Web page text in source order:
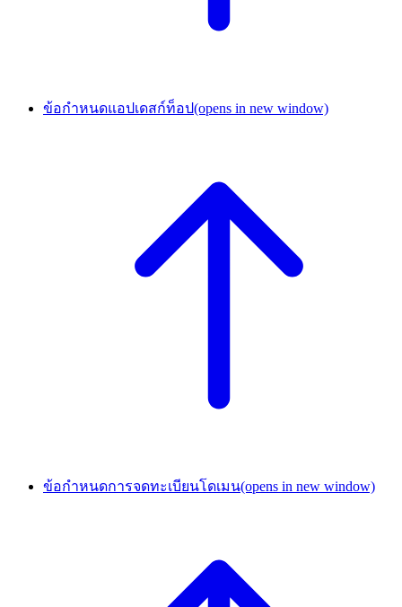
ข้อกำหนดแอปเดสก์ท็อป(opens in new window)
ข้อกำหนดการจดทะเบียนโดเมน(opens in new window)